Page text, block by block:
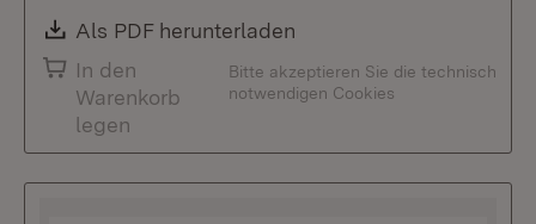
Download:
Als PDF herunterladen
In den
Warenkorb
legen
Bitte akzeptieren Sie die technisch
notwendigen Cookies